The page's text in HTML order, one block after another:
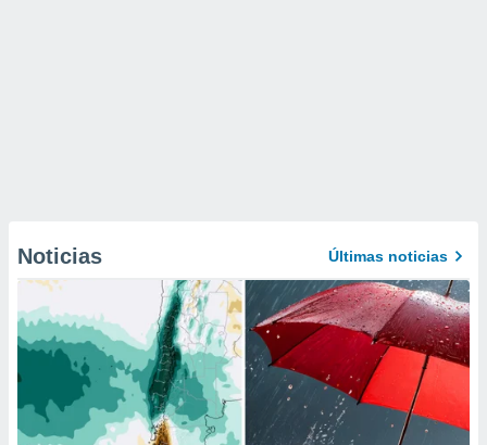
Noticias Últimas noticias